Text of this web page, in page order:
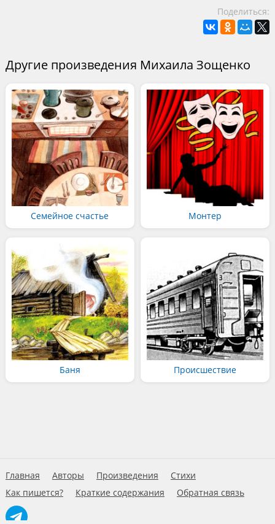
Поделиться:
Другие произведения Михаила Зощенко
Семейное счастье Монтер
Баня Происшествие
Главная Авторы Произведения
Стихи
Как пишется?
Краткие содержания Обратная связь